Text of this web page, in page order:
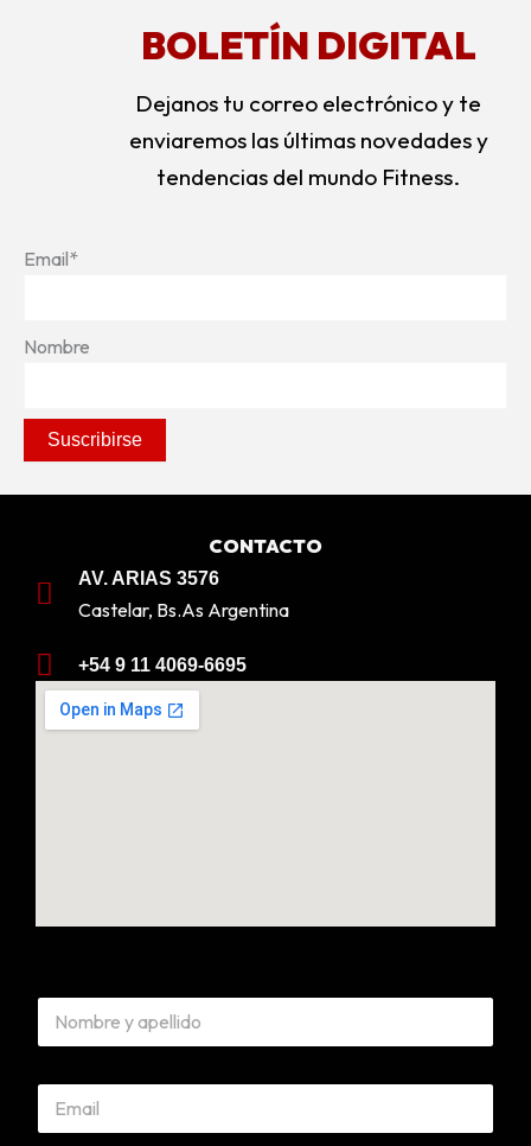
BOLETÍN DIGITAL
Dejanos tu correo electrónico y te
enviaremos las últimas novedades y
tendencias del mundo Fitness.
Email*
Nombre
CONTACTO
AV. ARIAS 3576
Castelar, Bs.As Argentina
+54 9 11 4069-6695